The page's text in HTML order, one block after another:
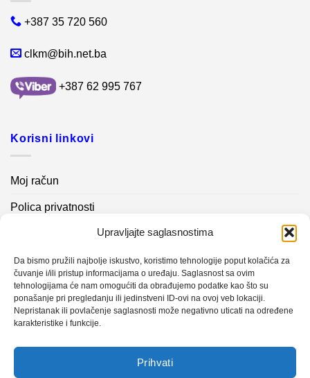
Upravljajte saglasnostima
Da bismo pružili najbolje iskustvo, koristimo tehnologije poput kolačića za
čuvanje i/ili pristup informacijama o uređaju. Saglasnost sa ovim
tehnologijama će nam omogućiti da obrađujemo podatke kao što su
ponašanje pri pregledanju ili jedinstveni ID-ovi na ovoj veb lokaciji.
Nepristanak ili povlačenje saglasnosti može negativno uticati na određene
karakteristike i funkcije.
Prihvati
+387 35 720 560
clkm@bih.net.ba
+387 62 995 767
Korisni linkovi
Moj račun
Polica privatnosti
Kontakt info
Novosti
Sistem mjerenja vibracija – papir mašina 4